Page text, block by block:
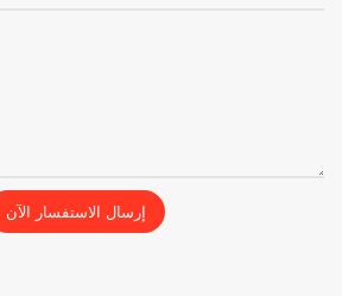
إرسال الاستفسار الآن